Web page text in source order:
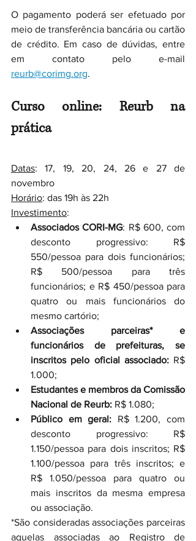
O pagamento poderá ser efetuado por
meio de transferência bancária ou cartão
de crédito. Em caso de dúvidas, entre
reurb@corimg.org.
Curso online: Reurb na
prática
Datas: 17, 19, 20, 24, 26 e 27 de
novembro
Horário: das 19h às 22h
Investimento:
Associados CORI-MG: R$ 600, com
desconto progressivo: R$
550/pessoa para dois funcionários;
R$ 500/pessoa para três
funcionários; e R$ 450/pessoa para
quatro ou mais funcionários do
mesmo cartório;
Associações parceiras* e
funcionários de prefeituras, se
inscritos pelo oficial associado: R$
1.000;
Estudantes e membros da Comissão
Nacional de Reurb: R$ 1.080;
Público em geral: R$ 1.200, com
desconto progressivo: R$
1.150/pessoa para dois inscritos; R$
1.100/pessoa para três inscritos; e
R$ 1.050/pessoa para quatro ou
mais inscritos da mesma empresa
ou associação.
*São consideradas associações parceiras
aquelas associadas ao Registro de